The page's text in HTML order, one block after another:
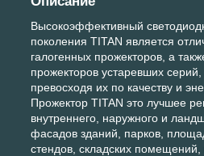
Высокоэффективный
поколения TITAN является
галогенных прожекторов, а
прожекторов устаревших серий,
превосходя их по качеству и
Прожектор TITAN это лучшее
внутреннего, наружного и
фасадов зданий, парков,
стендов, складских помещений,